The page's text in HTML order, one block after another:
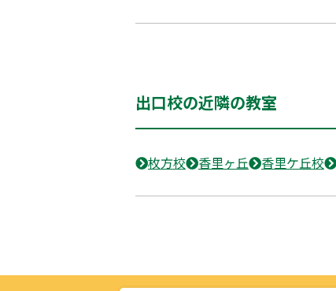
出口校の近隣の教室
枚方校 香里ヶ丘 香里ケ丘校